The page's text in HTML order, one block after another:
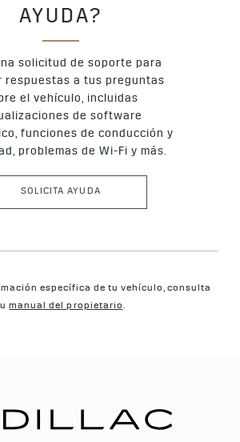
AYUDA?
solicitud de soporte para
respuestas a tus preguntas
el vehículo, incluidas
de software
funciones de conducción y
problemas de Wi-Fi y más.
SOLICITA AYUDA
específica de tu vehículo, consulta
manual del propietario.